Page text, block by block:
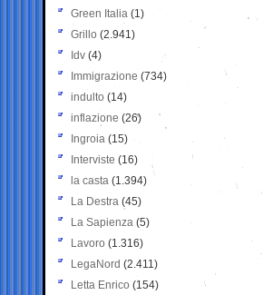
Green Italia (1)
Grillo (2.941)
Idv (4)
Immigrazione (734)
indulto (14)
inflazione (26)
Ingroia (15)
Interviste (16)
la casta (1.394)
La Destra (45)
La Sapienza (5)
Lavoro (1.316)
LegaNord (2.411)
Letta Enrico (154)